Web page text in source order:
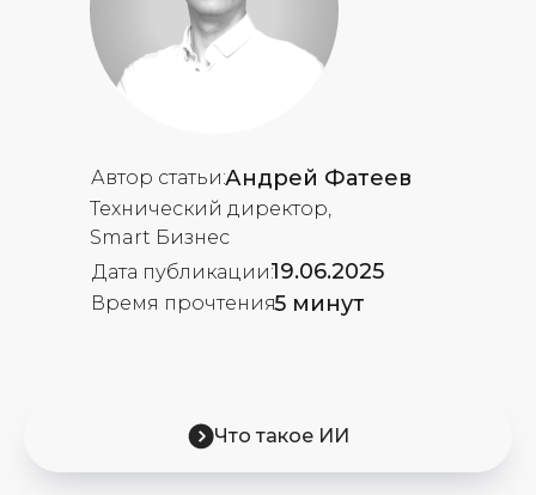
Автор статьи:
Технический директор,
Smart Бизнес
Дата публикации:
Время прочтения:
Андрей Фатеев
19.06.2025
5 минут
Что такое ИИ